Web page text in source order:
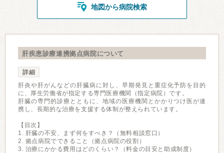
地図から病院検索
肝疾患診療連携拠点病院について
詳細
肝炎や肝がんなどの肝臓病に対し、早期発見と重症化予防を目的
に、厚生労働省が指定する専門医療機関（指定病院）です。
肝臓の専門的診療とともに、地域の医療機関とかかりつけ医が連
携し、長期的な治療を支援する体制が整えられています。
【目次】
1. 肝臓の不安、まず何をすべき？（無料相談窓口）
2. 拠点病院でできること（拠点病院の役割）
3. 治療にかかる費用はどのくらい？（料金の目安と助成制度）